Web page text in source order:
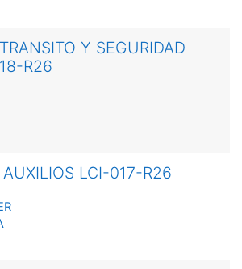
Y SEGURIDAD
R26
AUXILIOS LCI-017-R26